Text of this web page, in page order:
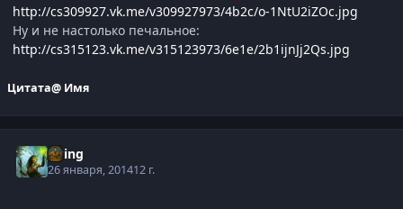
http://cs309927.vk.me/v309927973/4b2c/o-1NtU2iZOc.jpg
Ну и не настолько печальное:
http://cs315123.vk.me/v315123973/6e1e/2b1ijnJj2Qs.jpg
Цитата@ Имя
Elring
26 января, 201412 г.